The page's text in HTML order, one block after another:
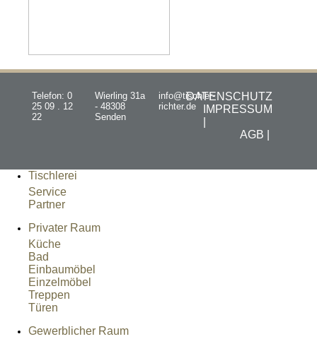
Telefon: 0
25 09 . 12
22
Wierling 31a
- 48308
Senden
info@tischler-
richter.de
DATENSCHUTZ
IMPRESSUM
AGB |
Tischlerei
Service
Partner
Privater Raum
Küche
Bad
Einbaumöbel
Einzelmöbel
Treppen
Türen
Gewerblicher Raum